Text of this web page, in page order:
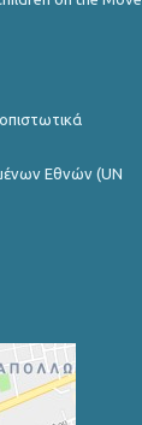
Εθνών (UN